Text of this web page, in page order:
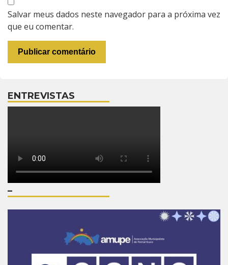
Salvar meus dados neste navegador para a próxima vez
que eu comentar.
ENTREVISTAS
–